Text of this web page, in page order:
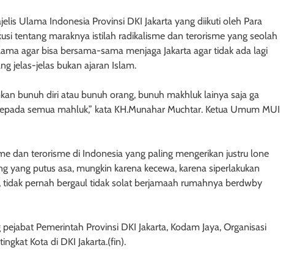
Ulama Indonesia Provinsi DKI Jakarta yang diikuti oleh Para
tentang maraknya istilah radikalisme dan terorisme yang seolah
agar bisa bersama-sama menjaga Jakarta agar tidak ada lagi
jelas-jelas bukan ajaran Islam.
bunuh diri atau bunuh orang, bunuh makhluk lainya saja ga
semua mahluk,” kata KH.Munahar Muchtar. Ketua Umum MUI
dan terorisme di Indonesia yang paling mengerikan justru lone
yang putus asa, mungkin karena kecewa, karena siperlakukan
pernah bergaul tidak solat berjamaah rumahnya berdwby
Pemerintah Provinsi DKI Jakarta, Kodam Jaya, Organisasi
Kota di DKI Jakarta.(fin).